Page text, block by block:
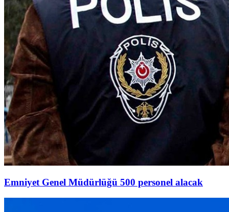
Emniyet Genel Müdürlüğü 500 personel alacak